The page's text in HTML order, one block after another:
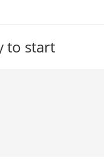
to start